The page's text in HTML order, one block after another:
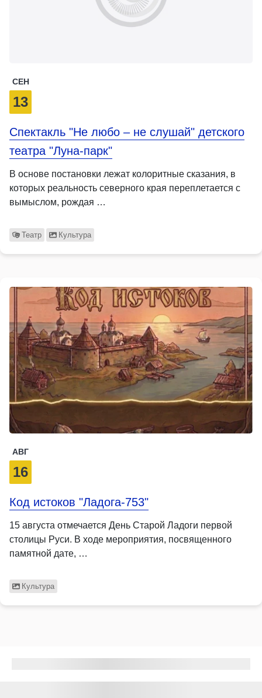
СЕН
13
Спектакль "Не любо – не слушай" детского
театра "Луна-парк"
В основе постановки лежат колоритные сказания, в
которых реальность северного края переплетается с
вымыслом, рождая …
Театр Культура
АВГ
16
Код истоков "Ладога-753"
15 августа отмечается День Старой Ладоги первой
столицы Руси. В ходе мероприятия, посвященного
памятной дате, …
Культура